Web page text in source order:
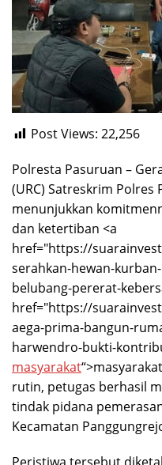
Post Views: 22,256
Polresta Pasuruan –
(URC) Satreskrim Polres
menunjukkan
dan ketertiban <a
href="https://
serahkan-hewan-
belubang-pererat-
href="https://
aega-prima-bangun-
harwendro-bukti-
masyarakat
rutin, petugas berhasil
tindak pidana
Kecamatan